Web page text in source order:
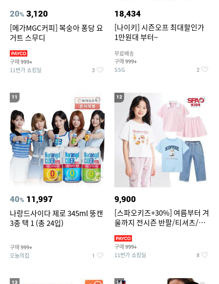
20% 3,120
[메가MGC커피] 복숭아 퐁당 요
거트 스무디
구매 999+
11번가 쇼킹딜 3
18,434
[나이키] 시즌오프 최대할인가
1만원대 부터~
무료배송
구매 999+
SSG 2
11
40% 11,997
나랑드사이다 제로 345ml 뚱캔
3종 택 1 (총 24입)
구매 999+
오늘의집 1
12
9,900
[스파오키즈+30%] 여름부터 겨
울까지 전시즌 반팔/티셔츠/셋
구매 999+
11번가 쇼킹딜 8
13 14